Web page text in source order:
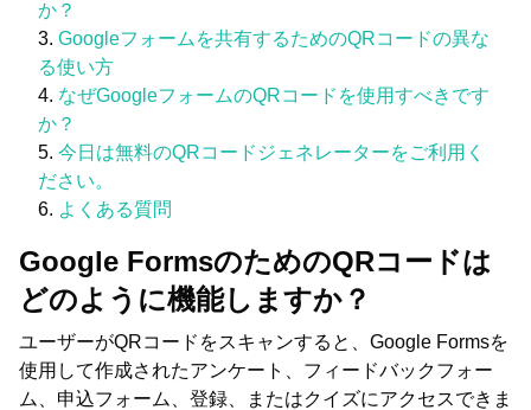
か？
Googleフォームを共有するためのQRコードの異な
る使い方
なぜGoogleフォームのQRコードを使用すべきです
か？
今日は無料のQRコードジェネレーターをご利用く
ださい。
よくある質問
Google FormsのためのQRコードは
どのように機能しますか？
ユーザーがQRコードをスキャンすると、Google Formsを
使用して作成されたアンケート、フィードバックフォー
ム、申込フォーム、登録、またはクイズにアクセスできま